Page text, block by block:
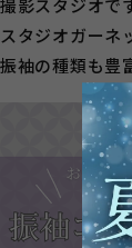
スタジオガーネ
振袖の種類も豊